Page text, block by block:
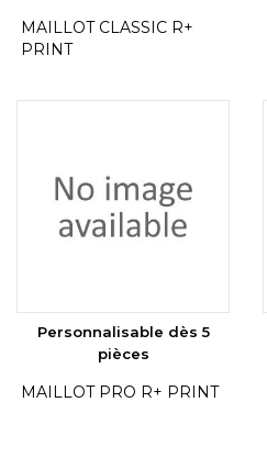
MAILLOT CLASSIC R+
PRINT
Personnalisable dès 5
pièces
MAILLOT PRO R+ PRINT